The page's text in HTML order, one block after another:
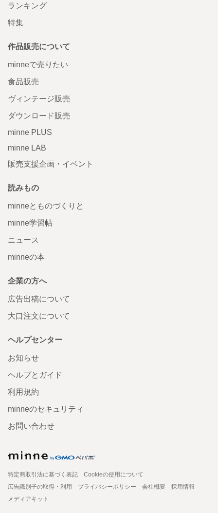
ランキング
特集
作品販売について
minneで売りたい
食品販売
ヴィンテージ販売
ダウンロード販売
minne PLUS
minne LAB
販売支援企画・イベント
読みもの
minneとものづくりと
minne学習帖
ニュース
minneの本
企業の方へ
広告出稿について
大口注文について
ヘルプセンター
お知らせ
ヘルプとガイド
利用規約
minneのセキュリティ
お問い合わせ
特定商取引法に基づく表記
Cookieの使用について
広告識別子の取得・利用
プライバシーポリシー 会社概要
採用情報
メディアキット